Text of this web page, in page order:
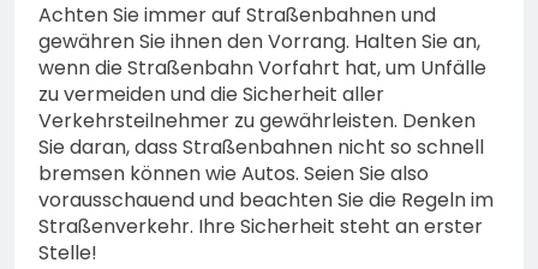
Achten Sie immer auf Straßenbahnen und
gewähren Sie ihnen den Vorrang. Halten Sie an,
wenn die Straßenbahn Vorfahrt hat, um Unfälle
zu vermeiden und die Sicherheit aller
Verkehrsteilnehmer zu gewährleisten. Denken
Sie daran, dass Straßenbahnen nicht so schnell
bremsen können wie Autos. Seien Sie also
vorausschauend und beachten Sie die Regeln im
Straßenverkehr. Ihre Sicherheit steht an erster
Stelle!